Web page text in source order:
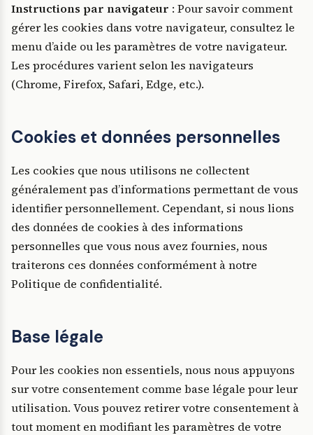
Instructions par navigateur : Pour savoir comment
gérer les cookies dans votre navigateur, consultez le
menu d’aide ou les paramètres de votre navigateur.
Les procédures varient selon les navigateurs
(Chrome, Firefox, Safari, Edge, etc.).
Cookies et données personnelles
Les cookies que nous utilisons ne collectent
généralement pas d’informations permettant de vous
identifier personnellement. Cependant, si nous lions
des données de cookies à des informations
personnelles que vous nous avez fournies, nous
traiterons ces données conformément à notre
Politique de confidentialité.
Base légale
Pour les cookies non essentiels, nous nous appuyons
sur votre consentement comme base légale pour leur
utilisation. Vous pouvez retirer votre consentement à
tout moment en modifiant les paramètres de votre